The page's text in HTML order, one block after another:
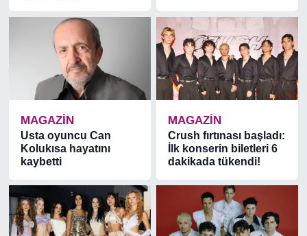
MAGAZİN
Usta oyuncu Can
Kolukısa hayatını
kaybetti
MAGAZİN
Crush fırtınası başladı:
İlk konserin biletleri 6
dakikada tükendi!